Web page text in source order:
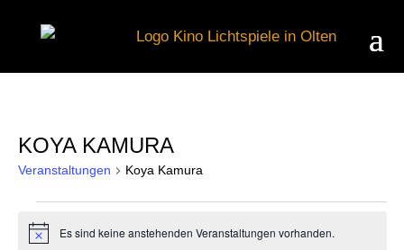
KOYA KAMURA
Veranstaltungen Koya Kamura
VERANSTALTUNGEN
HinweisEs sind keine anstehenden Veranstaltungen vorhanden.